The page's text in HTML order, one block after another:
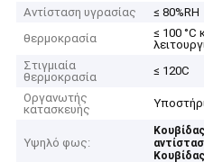
Αντίσταση υγρασίας
≤ 80%RH
θερμοκρασία
≤ 100 °C
Στιγμιαία
θερμοκρασία
≤ 120C
Οργανωτής
κατασκευής
Υψηλό φως: